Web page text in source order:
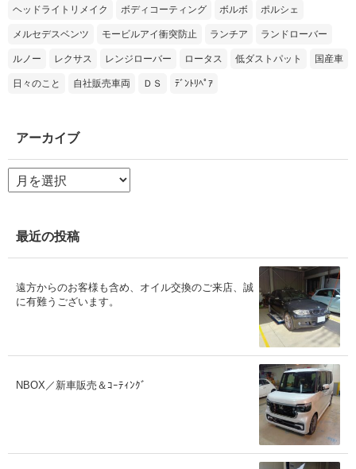
ヘッドライトリメイク ボディコーティング ボルボ ポルシェ
メルセデスベンツ モービルアイ衝突防止 ランチア ランドローバー
ルノー レクサス レンジローバー ロータス 低ダストパット 国産車
日々のこと 自社販売車両 ＤＳ ﾃﾞﾝﾄﾘﾍﾟｱ
アーカイブ
ア
ー
ブ
最近の投稿
遠方からのお客様も含め、オイル交換のご来店、誠
に有難うございます。
NBOX／新車販売＆ｺｰﾃｨﾝｸﾞ